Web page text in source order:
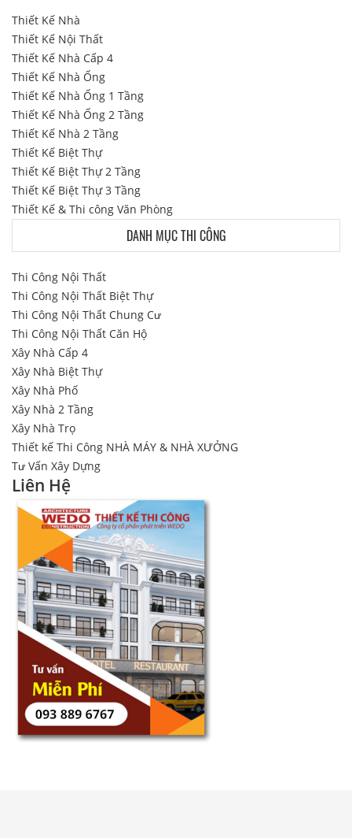
Thiết Kế Nhà
Thiết Kế Nội Thất
Thiết Kế Nhà Cấp 4
Thiết Kế Nhà Ống
Thiết Kế Nhà Ống 1 Tầng
Thiết Kế Nhà Ống 2 Tầng
Thiết Kế Nhà 2 Tầng
Thiết Kế Biệt Thự
Thiết Kế Biệt Thự 2 Tầng
Thiết Kế Biệt Thự 3 Tầng
Thiết Kế & Thi công Văn Phòng
DANH MỤC THI CÔNG
Thi Công Nội Thất
Thi Công Nội Thất Biệt Thự
Thi Công Nội Thất Chung Cư
Thi Công Nội Thất Căn Hộ
Xây Nhà Cấp 4
Xây Nhà Biệt Thự
Xây Nhà Phố
Xây Nhà 2 Tầng
Xây Nhà Trọ
Thiết kế Thi Công NHÀ MÁY & NHÀ XƯỞNG
Tư Vấn Xây Dựng
Liên Hệ